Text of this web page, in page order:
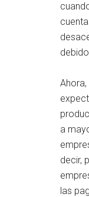
a
decir,
las